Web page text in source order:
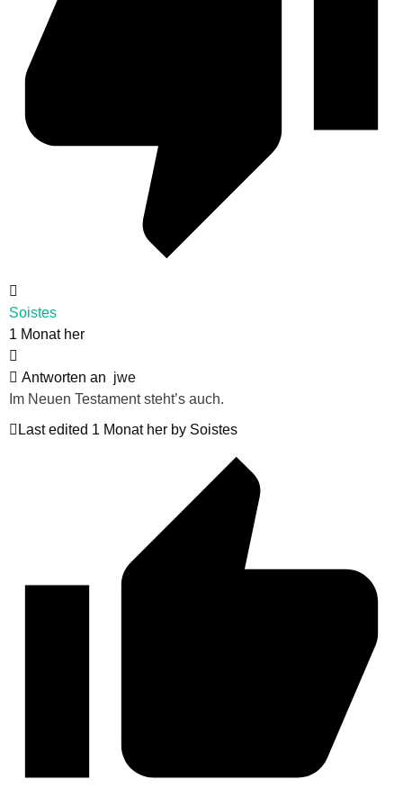
Soistes
1 Monat her
Antworten an jwe
Im Neuen Testament steht’s auch.
Last edited 1 Monat her by Soistes